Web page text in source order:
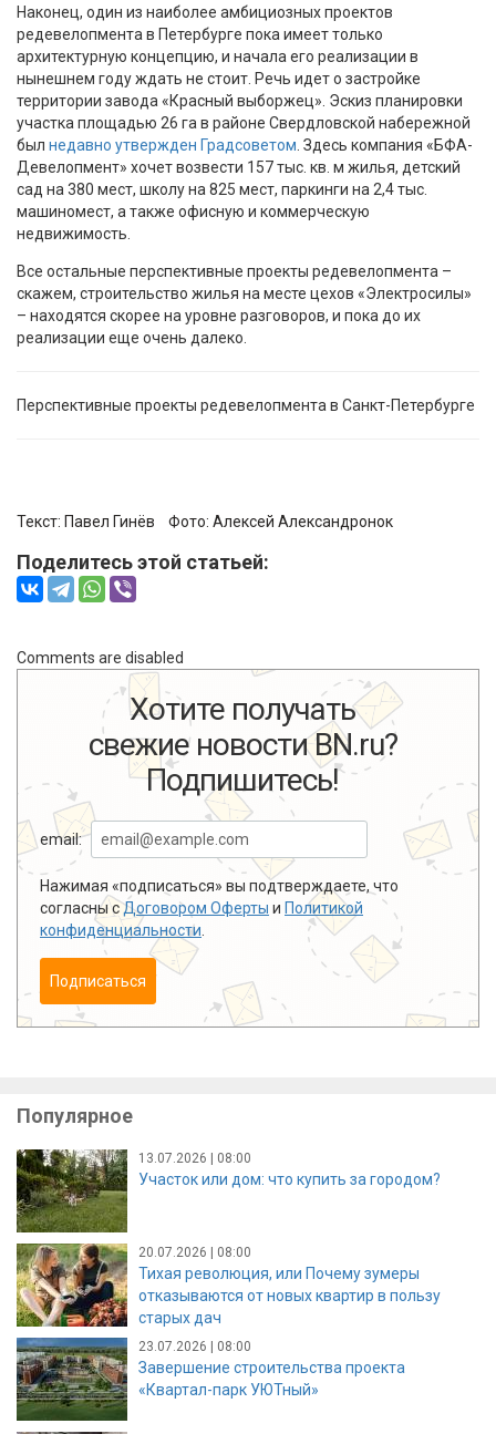
Наконец, один из наиболее амбициозных проектов
редевелопмента в Петербурге пока имеет только
архитектурную концепцию, и начала его реализации в
нынешнем году ждать не стоит. Речь идет о застройке
территории завода «Красный выборжец». Эскиз планировки
участка площадью 26 га в районе Свердловской набережной
был недавно утвержден Градсоветом . Здесь компания «БФА-
Девелопмент» хочет возвести 157 тыс. кв. м жилья, детский
сад на 380 мест, школу на 825 мест, паркинги на 2,4 тыс.
машиномест, а также офисную и коммерческую
недвижимость.
Все остальные перспективные проекты редевелопмента –
скажем, строительство жилья на месте цехов «Электросилы»
– находятся скорее на уровне разговоров, и пока до их
реализации еще очень далеко.
Перспективные проекты редевелопмента в Санкт-Петербурге
Текст: Павел Гинёв Фото: Алексей Александронок
Поделитесь этой статьей:
Comments are disabled
Хотите получать
свежие новости BN.ru?
Подпишитесь!
email:
Нажимая «подписаться» вы подтверждаете, что
согласны сДоговором Оферты и Политикой
конфиденциальности
Подписаться
Популярное
13.07.2026 | 08:00
Участок или дом: что купить за городом?
20.07.2026 | 08:00
Тихая революция, или Почему зумеры
отказываются от новых квартир в пользу
старых дач
23.07.2026 | 08:00
Завершение строительства проекта
«Квартал-парк УЮТный»